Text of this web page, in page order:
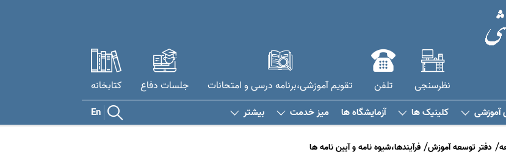
نظرسنجی تلفن تقویم آموزشی،برنامه درسی و امتحانات جلسات دفاع کتابخانه
آموزشی کلینیک ها آزمایشگاه ها میز خدمت بیشتر En
دفتر توسعه آموزش فرآیندها،شیوه نامه و آیین نامه ها